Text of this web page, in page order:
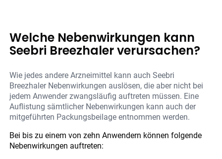
Welche Nebenwirkungen kann
Seebri Breezhaler verursachen?
Wie jedes andere Arzneimittel kann auch Seebri
Breezhaler Nebenwirkungen auslösen, die aber nicht bei
jedem Anwender zwangsläufig auftreten müssen. Eine
Auflistung sämtlicher Nebenwirkungen kann auch der
mitgeführten Packungsbeilage entnommen werden.
Bei bis zu einem von zehn Anwendern können folgende
Nebenwirkungen auftreten: